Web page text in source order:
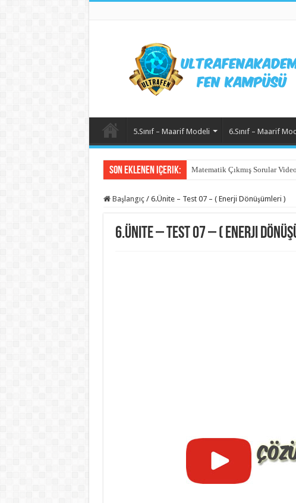
5.Sınıf – Maarif Modeli 6.Sınıf – Maarif
Son Eklenen içerik: Matematik Çıkmış Sorular
Başlangıç / 6.Ünite – Test 07 – ( Enerji Dönüşümleri )
6.Ünite – Test 07 – ( Enerji